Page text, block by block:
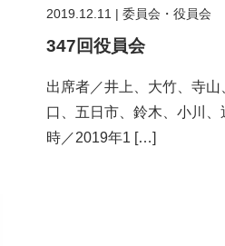
2019.12.11 | 委員会・役員会
347回役員会
出席者／井上、大竹、寺
口、五日市、鈴木、小川、
時／2019年1 […]